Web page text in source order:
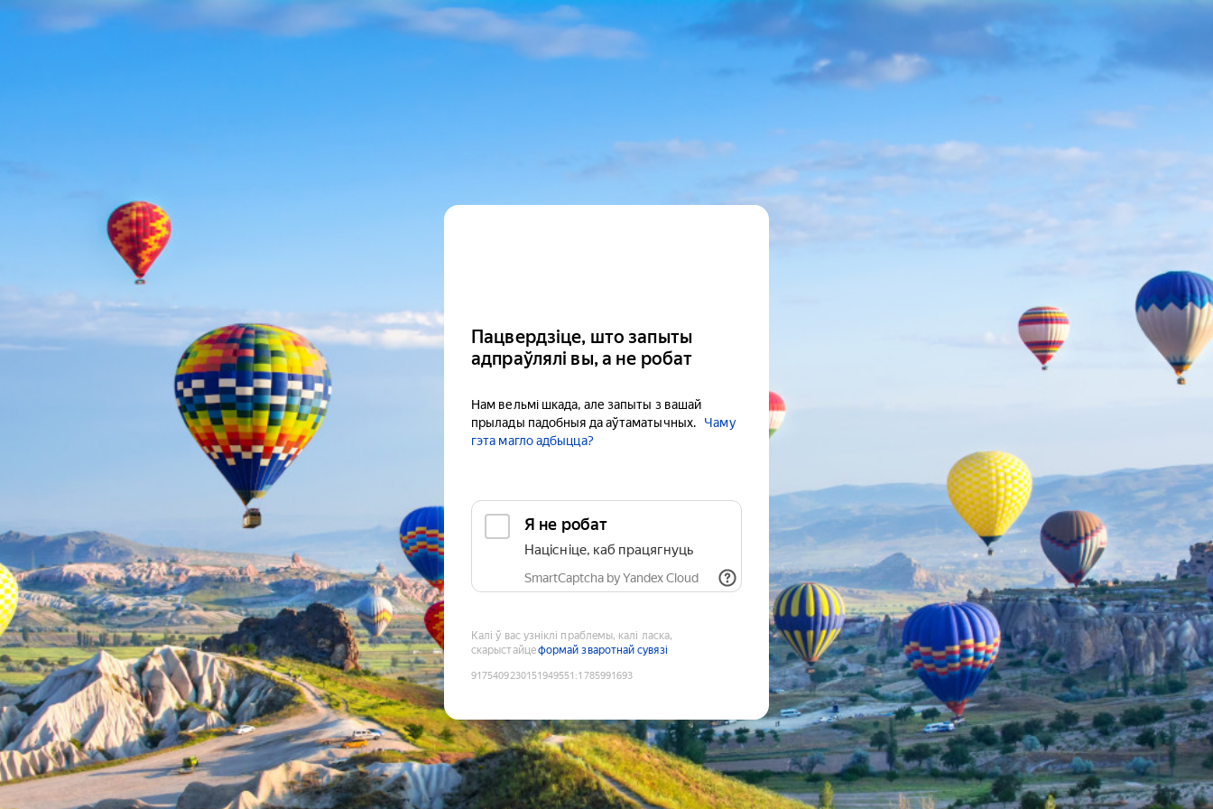
Пацвердзіце, што запыты
адпраўлялі вы, а не робат
Нам вельмі шкада, але запыты з вашай
прылады падобныя да аўтаматычных.
Чаму
гэта магло адбыцца?
Я не робат
Націсніце, каб працягнуць
SmartCaptcha by Yandex Cloud
Калі ў вас узніклі праблемы, калі ласка,
скарыстайцеформай зваротнай сувязі
9175409230151949551 :1785991693